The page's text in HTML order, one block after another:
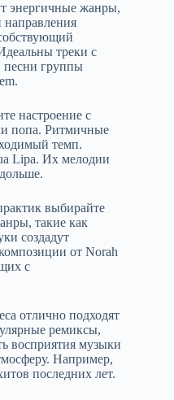
энергичные жанры,
направления
треки с
песни группы
настроение с
попа. Ритмичные
темп.
Lipa. Их мелодии
выбирайте
такие как
создадут
от Norah
с
отлично подходят
ремиксы,
восприятия музыки
Например,
последних лет.